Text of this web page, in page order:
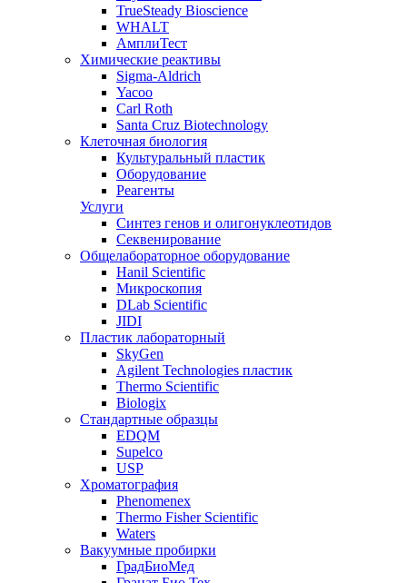
TrueSteady Bioscience
WHALT
АмплиТест
Химические реактивы
Sigma-Aldrich
Yacoo
Carl Roth
Santa Cruz Biotechnology
Клеточная биология
Культуральный пластик
Оборудование
Реагенты
Услуги
Синтез генов и олигонуклеотидов
Секвенирование
Общелабораторное оборудование
Hanil Scientific
Микроскопия
DLab Scientific
JIDI
Пластик лабораторный
SkyGen
Agilent Technologies пластик
Thermo Scientific
Biologix
Стандартные образцы
EDQM
Supelco
USP
Хроматография
Phenomenex
Thermo Fisher Scientific
Waters
Вакуумные пробирки
ГрадБиоМед